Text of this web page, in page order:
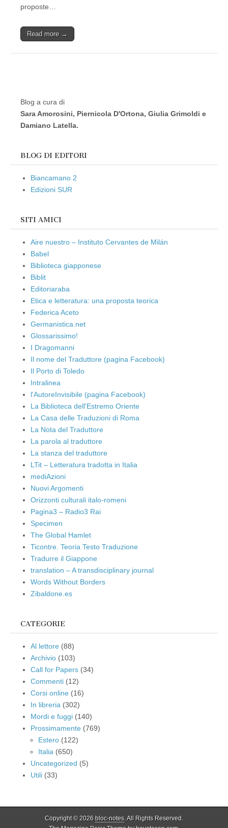
proposte…
Read more →
Blog a cura di
Sara Amorosini, Piernicola D'Ortona, Giulia Grimoldi e
Damiano Latella.
BLOG DI EDITORI
Biancamano 2
Edizioni SUR
SITI AMICI
Aire nuestro – Instituto Cervantes de Milán
Babel
Biblioteca giapponese
Biblit
Editoriaraba
Etica e letteratura: una proposta teorica
Federica Aceto
Germanistica.net
Glossarissimo!
I Dragomanni
Il nome del Traduttore (pagina Facebook)
Il Porto di Toledo
Intralinea
l'AutoreInvisibile (pagina Facebook)
La Biblioteca dell'Estremo Oriente
La Casa delle Traduzioni di Roma
La Nota del Traduttore
La parola al traduttore
La stanza del traduttore
LTit – Letteratura tradotta in Italia
mediAzioni
Nuovi Argomenti
Orizzonti culturali italo-romeni
Pagina3 – Radio3 Rai
Specimen
The Global Hamlet
Ticontre. Teoria Testo Traduzione
Tradurre il Giappone
translation – A transdisciplinary journal
Words Without Borders
Zibaldone.es
CATEGORIE
Al lettore (88)
Archivio (103)
Call for Papers (34)
Commenti (12)
Corsi online (16)
In libreria (302)
Mordi e fuggi (140)
Prossimamente (769)
Estero (122)
Italia (650)
Uncategorized (5)
Utili (33)
Copyright © 2026 bloc-notes. All Rights Reserved.